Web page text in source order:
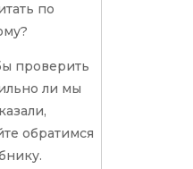
по
проверить
ли мы
обратимся